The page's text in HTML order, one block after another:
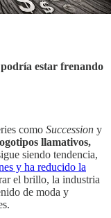
estar frenando
como Succession y
llamativos,
siendo tendencia,
y ha reducido la
el brillo, la industria
de moda y